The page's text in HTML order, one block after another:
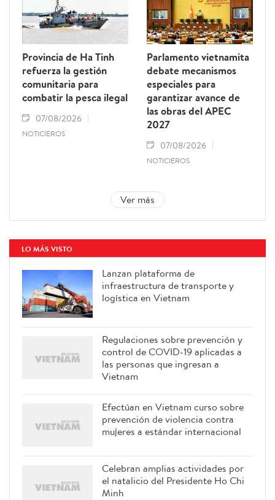
Provincia de Ha Tinh
refuerza la gestión
comunitaria para
combatir la pesca ilegal
07/08/2026
NOTICIEROS
Parlamento vietnamita
debate mecanismos
especiales para
garantizar avance de
las obras del APEC
2027
07/08/2026
NOTICIEROS
Ver más
LO MÁS VISTO
Lanzan plataforma de
infraestructura de transporte y
logística en Vietnam
Regulaciones sobre prevención y
control de COVID-19 aplicadas a
las personas que ingresan a
Vietnam
Efectúan en Vietnam curso sobre
prevención de violencia contra
mujeres a estándar internacional
Celebran amplias actividades por
el natalicio del Presidente Ho Chi
Minh